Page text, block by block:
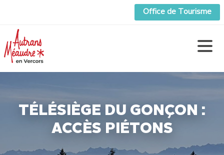
Office de Tourisme
TÉLÉSIÈGE DU GONÇON :
ACCÈS PIÉTONS